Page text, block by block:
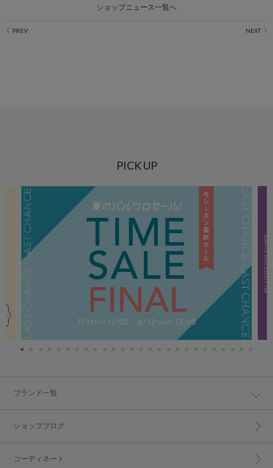
ショップニュース一覧へ
PICK UP
ブランド一覧
ショップブログ
コーディネート